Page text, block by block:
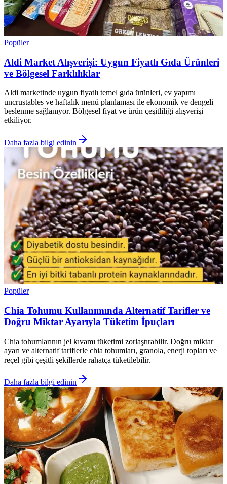
Popüler
Aldi Market Alışverişi: Uygun Fiyatlı Gıda Ürünleri
ve Bölgesel Farklılıklar
Aldi marketinde uygun fiyatlı temel gıda ürünleri, ev yapımı
uncrustables ve haftalık menü planlaması ile ekonomik ve dengeli
beslenme sağlanıyor. Bölgesel fiyat ve ürün çeşitliliği alışverişi
etkiliyor.
Daha fazla bilgi edinin
Popüler
Chia Tohumu Kullanımında Alternatif Tarifler ve
Doğru Miktar Ayarıyla Tüketim İpuçları
Chia tohumlarının jel kıvamı tüketimi zorlaştırabilir. Doğru miktar
ayarı ve alternatif tariflerle chia tohumları, granola, enerji topları ve
reçel gibi çeşitli şekillerde rahatça tüketilebilir.
Daha fazla bilgi edinin